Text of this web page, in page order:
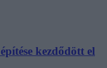
kezdődött el